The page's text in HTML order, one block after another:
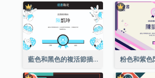
藍色和黑色的複活節插圖證書